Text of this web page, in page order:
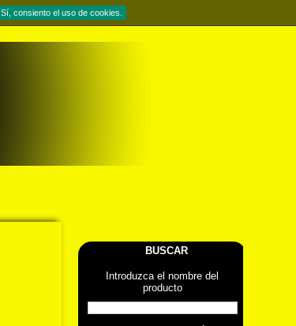
Sí, consiento el uso de cookies.
BUSCAR
Introduzca el nombre del
producto